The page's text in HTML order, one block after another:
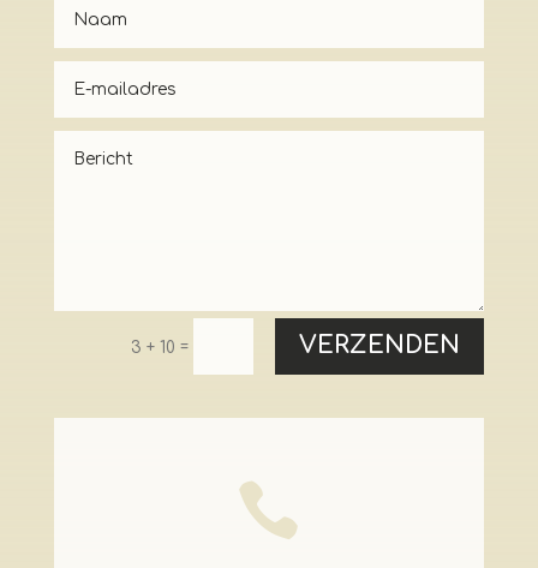
3 + 10 = VERZENDEN
